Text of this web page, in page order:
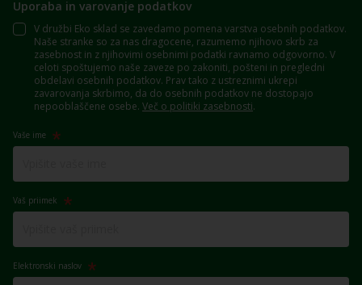
Uporaba in varovanje podatkov
V družbi Eko sklad se zavedamo pomena varstva osebnih podatkov.
Naše stranke so za nas dragocene, razumemo njihovo skrb za
zasebnost in z njihovimi osebnimi podatki ravnamo odgovorno. V
celoti spoštujemo naše zaveze po zakoniti, pošteni in pregledni
obdelavi osebnih podatkov. Prav tako z ustreznimi ukrepi
zavarovanja skrbimo, da do osebnih podatkov ne dostopajo
nepooblaščene osebe. Več o politiki zasebnosti.
Vaše ime
Vaš priimek
Elektronski naslov